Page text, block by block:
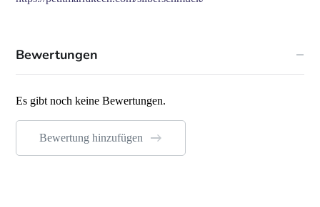
Bewertungen
Es gibt noch keine Bewertungen.
Bewertung hinzufügen